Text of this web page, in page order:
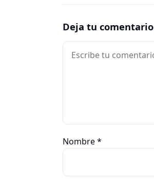
Deja tu comentario
Comentario
Nombre*